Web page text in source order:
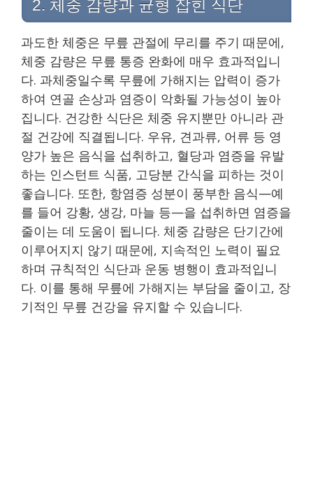
2. 체중 감량과 균형 잡힌 식단
과도한 체중은 무릎 관절에 무리를 주기 때문에,
체중 감량은 무릎 통증 완화에 매우 효과적입니
다. 과체중일수록 무릎에 가해지는 압력이 증가
하여 연골 손상과 염증이 악화될 가능성이 높아
집니다. 건강한 식단은 체중 유지뿐만 아니라 관
절 건강에 직결됩니다. 우유, 견과류, 어류 등 영
양가 높은 음식을 섭취하고, 혈당과 염증을 유발
하는 인스턴트 식품, 고당분 간식을 피하는 것이
좋습니다. 또한, 항염증 성분이 풍부한 음식—예
를 들어 강황, 생강, 마늘 등—을 섭취하면 염증을
줄이는 데 도움이 됩니다. 체중 감량은 단기간에
이루어지지 않기 때문에, 지속적인 노력이 필요
하며 규칙적인 식단과 운동 병행이 효과적입니
다. 이를 통해 무릎에 가해지는 부담을 줄이고, 장
기적인 무릎 건강을 유지할 수 있습니다.